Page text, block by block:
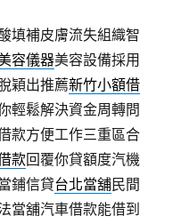
填補皮膚流失組織智
容儀器美容設備採用
穎出推薦新竹小額借
輕鬆解決資金周轉問
款方便工作三重區合
款回覆你貸額度汽機
鋪信貸台北當舖民間
當舖汽車借款能借到